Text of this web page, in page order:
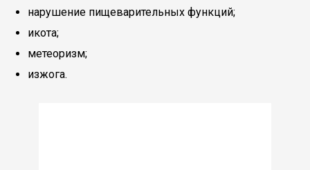
нарушение пищеварительных функций;
икота;
метеоризм;
изжога.